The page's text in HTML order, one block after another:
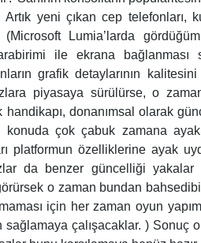
yeni çıkan cep telefonları,
(Microsoft Lumia’larda
ile ekrana
grafik detaylarının
piyasaya sürülürse, o
handikapı, donanımsal olarak
çok çabuk zamana
platformun özelliklerine ayak
da benzer güncelliği yakalar
o zaman bundan
için her zaman oyun
sağlamaya çalışacaklar. )